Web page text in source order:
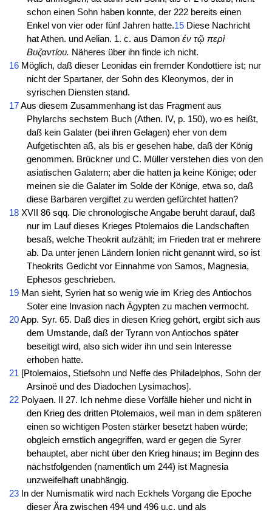
schon einen Sohn haben konnte, der 222 bereits einen
Enkel von vier oder fünf Jahren hatte.15Diese Nachricht
hat Athen. und Aelian. 1. c. aus Damon ἐν τῷ περὶ
Βυζαντίου. Näheres über ihn finde ich nicht.
16Möglich, daß dieser Leonidas ein fremder Kondottiere ist; nur
nicht der Spartaner, der Sohn des Kleonymos, der in
syrischen Diensten stand.
17Aus diesem Zusammenhang ist das Fragment aus
Phylarchs sechstem Buch (Athen. IV, p. 150), wo es heißt,
daß kein Galater (bei ihren Gelagen) eher von dem
Aufgetischten aß, als bis er gesehen habe, daß der König
genommen. Brückner und C. Müller verstehen dies von den
asiatischen Galatern; aber die hatten ja keine Könige; oder
meinen sie die Galater im Solde der Könige, etwa so, daß
diese Barbaren vergiftet zu werden gefürchtet hatten?
18XVII 86 sqq. Die chronologische Angabe beruht darauf, daß
nur im Lauf dieses Krieges Ptolemaios die Landschaften
besaß, welche Theokrit aufzählt; im Frieden trat er mehrere
ab. Da unter jenen Ländern Ionien nicht genannt wird, so ist
Theokrits Gedicht vor Einnahme von Samos, Magnesia,
Ephesos geschrieben.
19Man sieht, Syrien hat so wenig wie im Krieg des Antiochos
Soter eine Invasion nach Ägypten zu machen vermocht.
20App. Syr. 65. Daß dies in diesen Krieg gehört, ergibt sich aus
dem Umstande, daß der Tyrann von Antiochos später
beseitigt wird, also sich wider ihn und sein Interesse
erhoben hatte.
21[Ptolemaios, Stiefsohn und Neffe des Philadelphos, Sohn der
Arsinoë und des Diadochen Lysimachos].
22Polyaen. II 27. Ich nehme diese Vorfälle hieher und nicht in
den Krieg des dritten Ptolemaios, weil man in dem späteren
einen so wichtigen Posten stärker besetzt haben würde;
obgleich ernstlich angegriffen, ward er gegen die Syrer
behauptet, aber nicht über den Krieg hinaus; im Beginn des
nächstfolgenden (namentlich um 244) ist Magnesia
unzweifelhaft unabhängig.
23In der Numismatik wird nach Eckhels Vorgang die Epoche
dieser Ära zwischen 494 und 496 u.c. und als